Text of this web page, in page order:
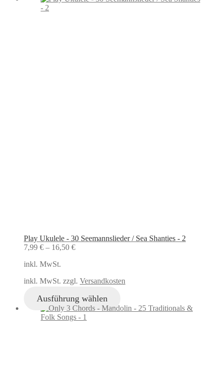
Play Ukulele - 30 Seemannslieder / Sea Shanties - 2
7,99 € – 16,50 €
inkl. MwSt.
inkl. MwSt. zzgl. Versandkosten
Ausführung wählen